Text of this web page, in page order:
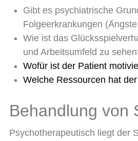
Gibt es psychiatrische
Folgeerkrankungen
Wie ist das
und Arbeitsumfeld zu
Wofür ist der Patient
Welche Ressourcen hat
Behandlung von
Psychotherapeutisch liegt der